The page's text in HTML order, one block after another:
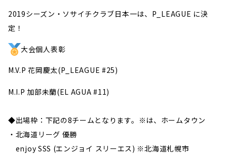
2019シーズン・ソサイチクラブ日本一は、P_LEAGUE に決
定！
大会個人表彰
M.V.P 花岡慶太(P_LEAGUE #25)
M.I.P 加部未蘭(EL AGUA #11)
◆出場枠：下記の8チームとなります。※は、ホームタウン
・北海道リーグ 優勝
enjoy SSS (エンジョイ スリーエス) ※北海道札幌市